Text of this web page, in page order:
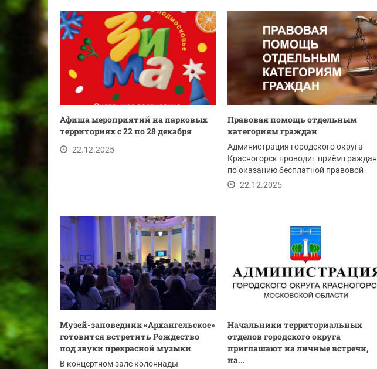
Афиша мероприятий на парковых
территориях с 22 по 28 декабря
22.12.2025
Правовая помощь отдельным
категориям граждан
Администрация городского округа
Красногорск проводит приём граждан
по оказанию бесплатной правовой
помощи 26 декабря...
22.12.2025
Музей-заповедник «Архангельское»
готовится встретить Рождество
под звуки прекрасной музыки
В концертном зале колоннады
Начальники территориальных
отделов городского округа
приглашают на личные встречи,
на...